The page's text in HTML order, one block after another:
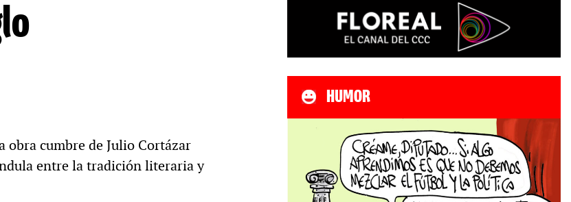
obra cumbre de Julio Cortázar
entre la tradición literaria y
HUMOR